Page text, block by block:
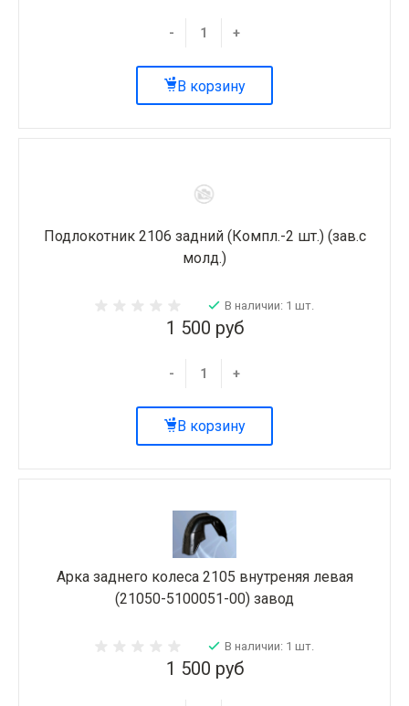
- +
В корзину
Подлокотник 2106 задний (Компл.-2 шт.) (зав.с
молд.)
В наличии: 1 шт.
1 500 руб
- +
В корзину
Арка заднего колеса 2105 внутреняя левая
(21050-5100051-00) завод
В наличии: 1 шт.
1 500 руб